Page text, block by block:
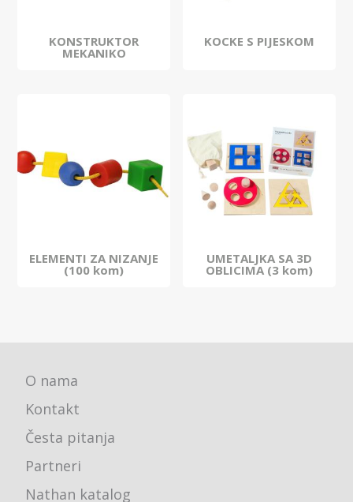
KONSTRUKTOR
MEKANIKO
KOCKE S PIJESKOM
ELEMENTI ZA NIZANJE
(100 kom)
UMETALJKA SA 3D
OBLICIMA (3 kom)
O nama
Kontakt
Česta pitanja
Partneri
Nathan katalog